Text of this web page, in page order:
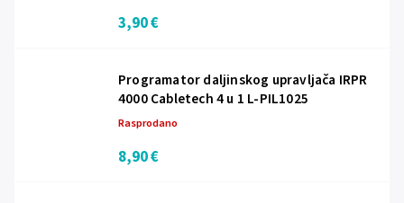
3,90 €
Programator daljinskog upravljača IRPR
4000 Cabletech 4 u 1 L-PIL1025
Rasprodano
8,90 €